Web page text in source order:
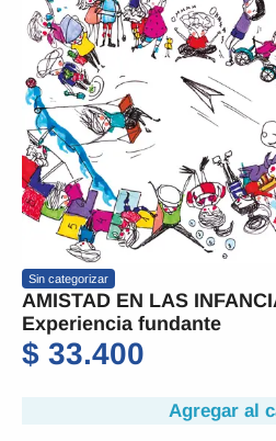
Sin categorizar
AMISTAD EN LAS
Experiencia fundante
$ 33.400
Agregar al